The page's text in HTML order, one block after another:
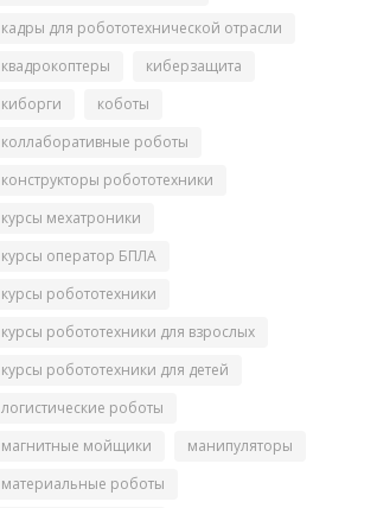
кадры для робототехнической отрасли
квадрокоптеры
киберзащита
киборги
коботы
коллаборативные роботы
конструкторы робототехники
курсы мехатроники
курсы оператор БПЛА
курсы робототехники
курсы робототехники для взрослых
курсы робототехники для детей
логистические роботы
магнитные мойщики
манипуляторы
материальные роботы